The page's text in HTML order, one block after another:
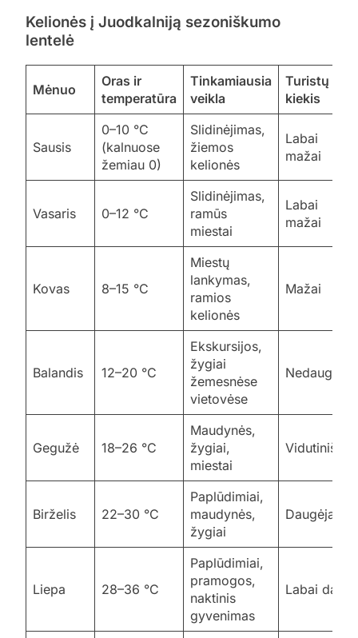
Kelionės į Juodkalniją sezoniškumo
lentelė
Mėnuo
Oras ir
temperatūra
Tinkamiausia
veikla
Turistų
kiekis
Sausis
0–10 °C
(kalnuose
žemiau 0)
Slidinėjimas,
žiemos
kelionės
Labai
mažai
Vasaris 0–12 °C
Slidinėjimas,
ramūs
miestai
Labai
mažai
Kovas 8–15 °C
Miestų
lankymas,
ramios
kelionės
Mažai
Balandis 12–20 °C
Ekskursijos,
žygiai
žemesnėse
vietovėse
Nedaug
Gegužė 18–26 °C
Maudynės,
žygiai,
miestai
Vidutiniškai
Birželis 22–30 °C
Paplūdimiai,
maudynės,
žygiai
Daugėja
Liepa 28–36 °C
Paplūdimiai,
pramogos,
naktinis
gyvenimas
Labai daug